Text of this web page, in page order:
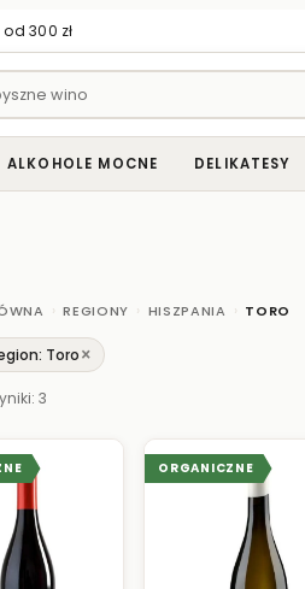
od 300 zł
ALKOHOLE MOCNE DELIKATESY
› REGIONY › HISZPANIA › TORO
Toro×
3
ORGANICZNE